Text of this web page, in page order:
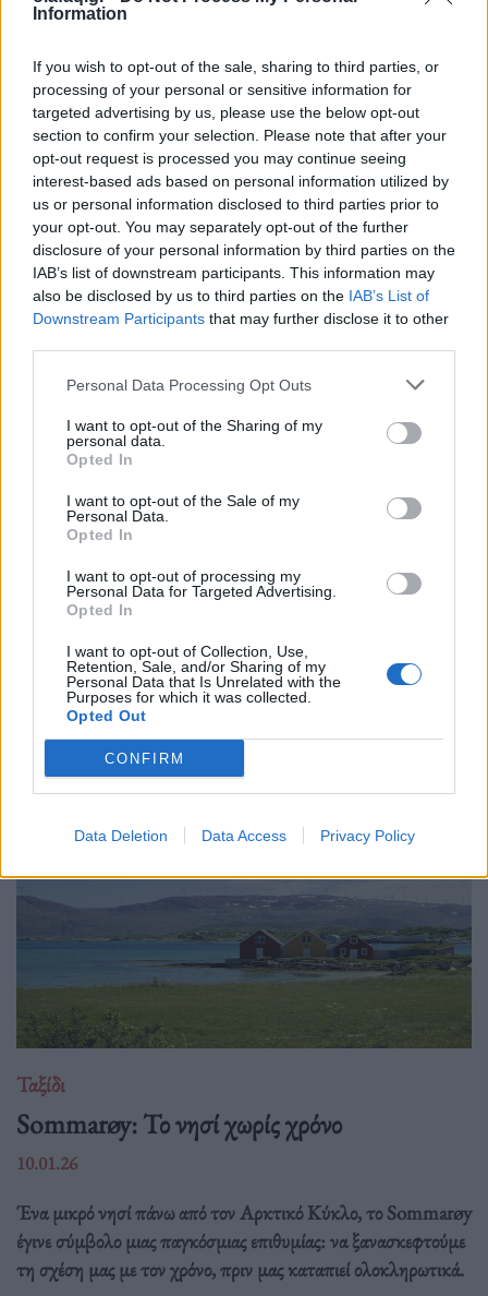
Information
If you wish to opt-out of the sale, sharing to third parties, or
processing of your personal or sensitive information for
targeted advertising by us, please use the below opt-out
section to confirm your selection. Please note that after your
opt-out request is processed you may continue seeing
interest-based ads based on personal information utilized by
us or personal information disclosed to third parties prior to
your opt-out. You may separately opt-out of the further
disclosure of your personal information by third parties on the
IAB’s list of downstream participants. This information may
also be disclosed by us to third parties on the IAB’s List of
Downstream Participants that may further disclose it to other
Personal Data Processing Opt Outs
I want to opt-out of the Sharing of my
personal data.
Opted In
I want to opt-out of the Sale of my
Personal Data.
Opted In
I want to opt-out of processing my
Personal Data for Targeted Advertising.
Opted In
I want to opt-out of Collection, Use,
Retention, Sale, and/or Sharing of my
Personal Data that Is Unrelated with the
Purposes for which it was collected.
Opted Out
CONFIRM
Data Deletion Data Access Privacy Policy
Τα νησιά αδειάζουν το πορτοφόλι. Τα βουνά
γεμίζουν τις μπαταρίες
27.07.26
Η ακρίβεια αλλάζει τις καλοκαιρινές συνήθειες. Αντί για
πανάκριβα ακτοπλοϊκά και γεμάτα νησιά, ανακάλυψε
προορισμούς όπου η φύση προσφέρει πραγματική δροσιά.
Ταξίδια και φιλίες μιας χρήσης
20.03.26
Στα ταξίδια γνωρίζεις ανθρώπους που σε καταλαβαίνουν
αμέσως, ίσως γιατί δεν θα τους ξαναδείς ποτέ. Και αυτό αλλάζει
Ταξίδι
Sommarøy: Το νησί χωρίς χρόνο
10.01.26
Ένα μικρό νησί πάνω από τον Αρκτικό Κύκλο, το Sommarøy
έγινε σύμβολο μιας παγκόσμιας επιθυμίας: να ξανασκεφτούμε
τη σχέση μας με τον χρόνο, πριν μας καταπιεί ολοκληρωτικά.